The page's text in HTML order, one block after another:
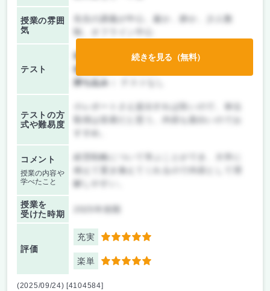
授業の雰囲
気
先生の講義が中心、厳か、静か、少人数
テスト
前期/中間：
レポートのみ
後期/期末：
持ち込み：
テストの方
式や難易度
コメント
授業の内容や
学べたこと
経営戦略について学ぶことができ、大学に
例えて置き換えてくれるので内容として理
解しやすい。
授業を
受けた時期
評価
充実 5
楽単 5
続きを見る（無料）
(2025/09/24) [4104584]